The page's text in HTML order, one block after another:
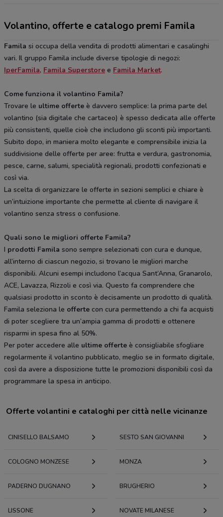
Volantino, offerte e catalogo premi Famila
Famila si occupa della vendita di prodotti alimentari e casalinghi
vari. Il gruppo Famila include diverse tipologie di negozi:
IperFamila, Famila Superstore e Famila Market.
Come funziona il volantino Famila?
Trovare le ultime offerte è davvero semplice: la prima parte del
volantino (sia digitale che cartaceo) è spesso dedicata alle offerte
più consistenti, quelle cioè che includono gli sconti più importanti.
Subito dopo, in maniera molto elegante e comprensibile inizia la
suddivisione delle offerte per aree: frutta e verdura, gastronomia,
pesce, carne, salumi, specialità regionali, prodotti confezionati e
così via.
La scelta di organizzare le offerte in sezioni semplici e chiare è
un’intuizione importante che permette al cliente di navigare il
volantino senza stress o confusione.
Quali sono le migliori offerte Famila?
I prodotti Famila sono sempre selezionati con cura e dunque,
all’interno di ciascun negozio, si trovano le migliori marche
disponibili. Alcuni esempi includono l’acqua Sant’Anna, Granarolo,
ACE, Lavazza, Rizzoli e così via. Questo fa comprendere che
qualsiasi prodotto in sconto è decisamente un prodotto di qualità.
Famila seleziona le offerte con cura permettendo a chi fa acquisti
di poter scegliere tra un’ampia gamma di prodotti e ottenere
risparmi in spesa fino al 50%.
Per poter accedere alle ultime offerte è consigliabile sfogliare
regolarmente il volantino pubblicato, meglio se in formato digitale,
così da avere a disposizione tutte le promozioni disponibili così da
programmare la spesa in anticipo.
Offerte volantini e cataloghi per città nelle vicinanze
CINISELLO BALSAMO SESTO SAN GIOVANNI
COLOGNO MONZESE MONZA
PADERNO DUGNANO BRUGHERIO
LISSONE NOVATE MILANESE